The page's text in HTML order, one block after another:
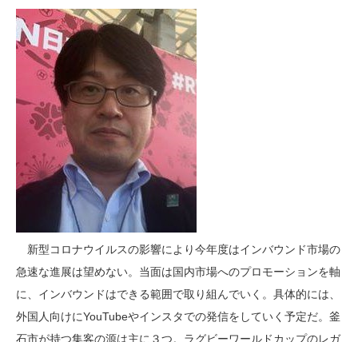
新型コロナウイルスの影響により今年度はインバウンド市場の
急速な進展は望めない。当面は国内市場へのプロモーションを軸
に、インバウンドはできる範囲で取り組んでいく。具体的には、
外国人向けにYouTubeやインスタでの発信をしていく予定だ。釜
石市が持つ集客の源は主に３つ。ラグビーワールドカップのレガ